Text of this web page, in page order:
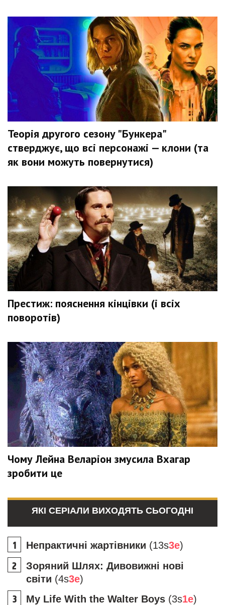
Теорія другого сезону "Бункера"
стверджує, що всі персонажі — клони (та
як вони можуть повернутися)
Престиж: пояснення кінцівки (і всіх
поворотів)
Чому Лейна Веларіон змусила Вхагар
зробити це
ЯКІ СЕРІАЛИ ВИХОДЯТЬ СЬОГОДНІ
Непрактичні жартівники (13s3e)
Зоряний Шлях: Дивовижні нові
світи (4s3e)
My Life With the Walter Boys (3s1e)